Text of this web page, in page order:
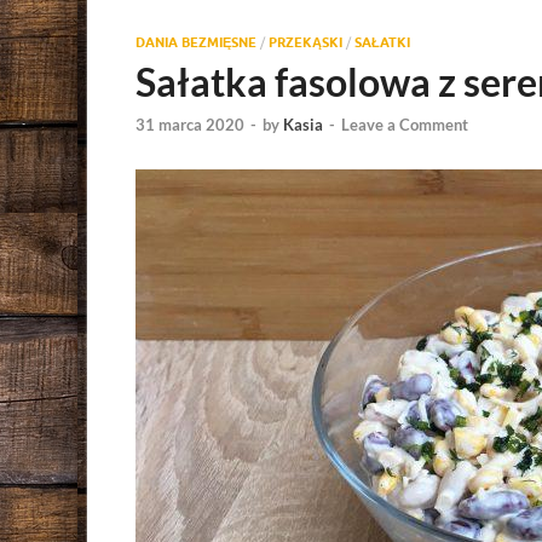
DANIA BEZMIĘSNE / PRZEKĄSKI / SAŁATKI
Sałatka fasolowa z
31 marca 2020 - by Kasia - Leave a Comment